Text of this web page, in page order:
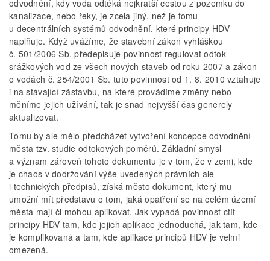
odvodnění, kdy voda odtéká nejkratší cestou z pozemku do
kanalizace, nebo řeky, je zcela jiný, než je tomu
u decentrálních systémů odvodnění, které principy HDV
naplňuje. Když uvážíme, že stavební zákon vyhláškou
č. 501/2006 Sb. předepisuje povinnost regulovat odtok
srážkových vod ze všech nových staveb od roku 2007 a zákon
o vodách č. 254/2001 Sb. tuto povinnost od 1. 8. 2010 vztahuje
i na stávající zástavbu, na které provádíme změny nebo
měníme jejich užívání, tak je snad nejvyšší čas generely
aktualizovat.
Tomu by ale mělo předcházet vytvoření koncepce odvodnění
města tzv. studie odtokových poměrů. Základní smysl
a význam zároveň tohoto dokumentu je v tom, že v zemi, kde
je chaos v dodržování výše uvedených právních ale
i technických předpisů, získá město dokument, který mu
umožní mít představu o tom, jaká opatření se na celém území
města mají či mohou aplikovat. Jak vypadá povinnost ctít
principy HDV tam, kde jejich aplikace jednoduchá, jak tam, kde
je komplikovaná a tam, kde aplikace principů HDV je velmi
omezená.